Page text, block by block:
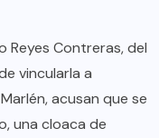
Reyes Contreras, del
vincularla a
acusan que se
una cloaca de